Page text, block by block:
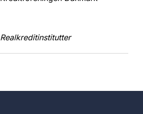
Realkreditinstitutter